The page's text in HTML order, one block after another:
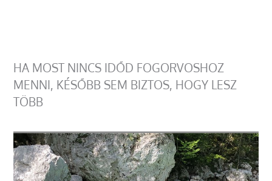
HA MOST NINCS IDŐD FOGORVOSHOZ
MENNI, KÉSŐBB SEM BIZTOS, HOGY LESZ
TÖBB